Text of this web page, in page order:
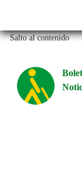
Salto al contenido